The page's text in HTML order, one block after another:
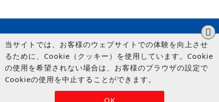
© UP GARAGE GROUP Co., Ltd.
OK
当サイトでは、お客様のウェブサイトでの体験を向上させ
るために、Cookie（クッキー）を使用しています。Cookie
の使用を希望されない場合は、お客様のブラウザの設定で
Cookieの使用を中止することができます。